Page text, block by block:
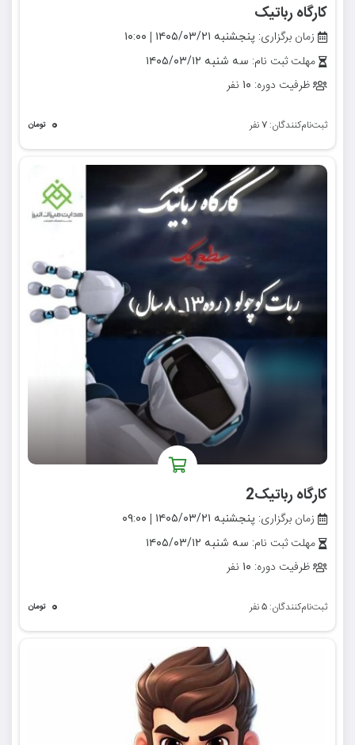
کارگاه رباتیک
زمان برگزاری: پنجشنبه ۱۴۰۵/۰۳/۲۱ | ۱۰:۰۰
مهلت ثبت نام: سه شنبه ۱۴۰۵/۰۳/۱۲
ظرفیت دوره: ۱۰ نفر
ثبت‌نام‌کنندگان:۷نفر ۰ تومان
کارگاه رباتیک2
زمان برگزاری: پنجشنبه ۱۴۰۵/۰۳/۲۱ | ۰۹:۰۰
مهلت ثبت نام: سه شنبه ۱۴۰۵/۰۳/۱۲
ظرفیت دوره: ۱۰ نفر
ثبت‌نام‌کنندگان:۵نفر ۰ تومان